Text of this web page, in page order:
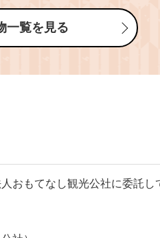
快眠 寝
る シン
ん 睡眠
No.514
一覧を見る
おもてなし観光公社に委託